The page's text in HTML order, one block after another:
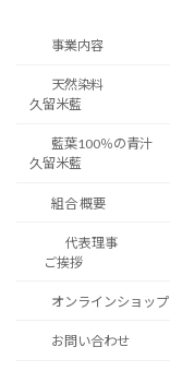
事業内容
天然染料
久留米藍
藍葉100％の青汁
久留米藍
組合 概要
代表理事
ご挨拶
オンラインショップ
お問い合わせ